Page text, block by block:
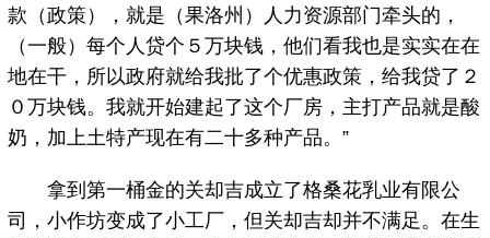
款（政策），就是（果洛州）人力资源部门牵头的，
（一般）每个人贷个５万块钱，他们看我也是实实在在
地在干，所以政府就给我批了个优惠政策，给我贷了２
０万块钱。我就开始建起了这个厂房，主打产品就是酸
奶，加上土特产现在有二十多种产品。”
拿到第一桶金的关却吉成立了格桑花乳业有限公
司，小作坊变成了小工厂，但关却吉却并不满足。在生